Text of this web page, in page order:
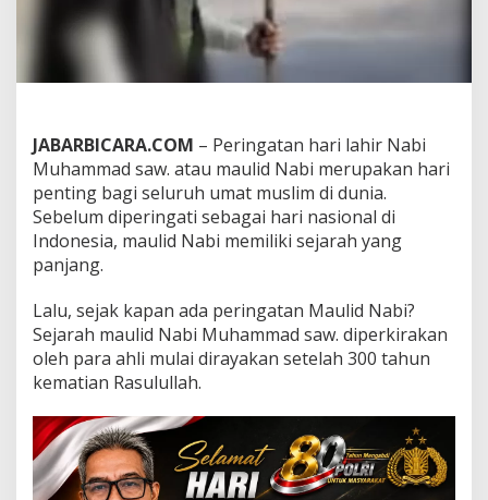
k
a
p
d
a
n
K
a
h
L
a
h
r
n
y
a
JABARBICARA.COM – Peringatan hari lahir Nabi
Muhammad saw. atau maulid Nabi merupakan hari
penting bagi seluruh umat muslim di dunia.
Sebelum diperingati sebagai hari nasional di
Indonesia, maulid Nabi memiliki sejarah yang
panjang.
Lalu, sejak kapan ada peringatan Maulid Nabi?
Sejarah maulid Nabi Muhammad saw. diperkirakan
oleh para ahli mulai dirayakan setelah 300 tahun
kematian Rasulullah.